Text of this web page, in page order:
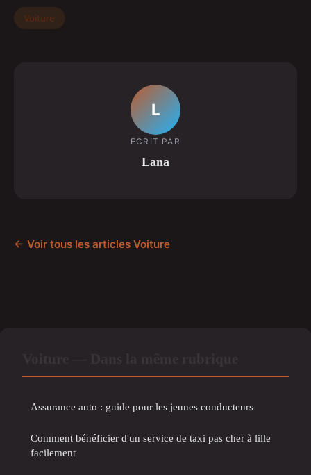
Voiture
L
ECRIT PAR
Lana
← Voir tous les articles Voiture
Assurance auto : guide pour les jeunes conducteurs
Comment bénéficier d'un service de taxi pas cher à lille
facilement